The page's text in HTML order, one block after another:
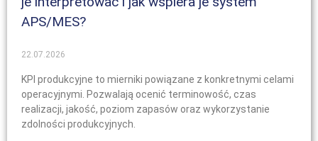
APS/MES?
22.07.2026
KPI produkcyjne to mierniki powiązane z konkretnymi celami
operacyjnymi. Pozwalają ocenić terminowość, czas
realizacji, jakość, poziom zapasów oraz wykorzystanie
zdolności produkcyjnych.